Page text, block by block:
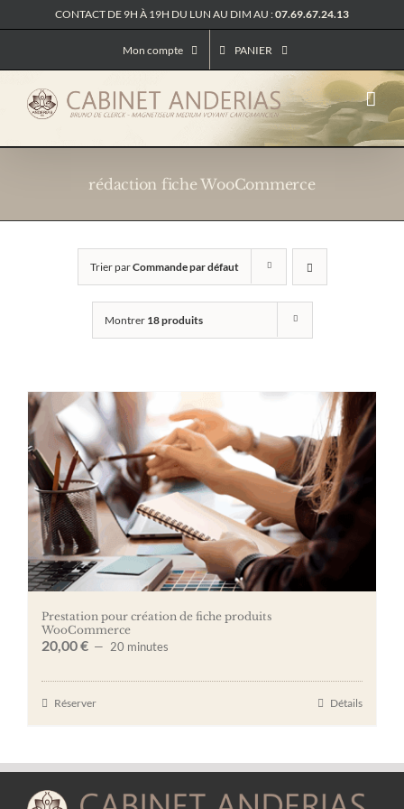
au
CONTACT DE 9H À 19H DU LUN AU DIM AU :07.69.67.24.13
Mon compte PANIER
rédaction fiche WooCommerce
Trier parCommande par défaut
Montrer 18 produits
Prestation pour création de fiche produits
WooCommerce
20,00€ 20 minutes
Réserver Détails